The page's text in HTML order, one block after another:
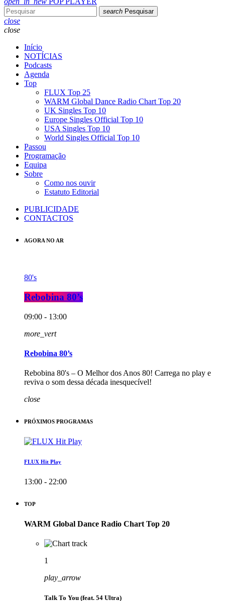
search Pesquisar
close
close
Início
NOTÍCIAS
Podcasts
Agenda
Top
FLUX Top 25
WARM Global Dance Radio Chart Top 20
UK Singles Top 10
Europe Singles Official Top 10
USA Singles Top 10
World Singles Official Top 10
Passou
Programação
Equipa
Sobre
Como nos ouvir
Estatuto Editorial
PUBLICIDADE
CONTACTOS
AGORA NO AR
80's
Rebobina 80’s
09:00 - 13:00
more_vert
Rebobina 80’s
Rebobina 80's – O Melhor dos Anos 80! Carrega no play e
reviva o som dessa década inesquecível!
close
PRÓXIMOS PROGRAMAS
FLUX Hit Play
13:00 - 22:00
TOP
WARM Global Dance Radio Chart Top 20
1
play_arrow
Talk To You (feat. 54 Ultra)